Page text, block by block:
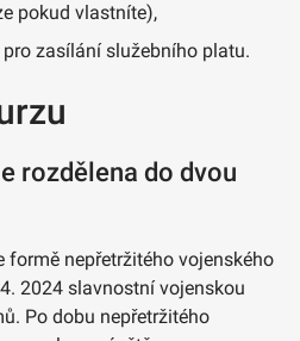
pokud vlastníte),
zasílání služebního platu.
rozdělena do dvou
formě nepřetržitého vojenského
2024 slavnostní vojenskou
Po dobu nepřetržitého